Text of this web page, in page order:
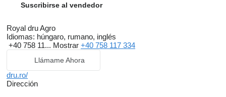
Suscribirse al vendedor
Royal dru Agro
Idiomas: húngaro, rumano, inglés
+40 758 11... Mostrar +40 758 117 334
Llámame Ahora
dru.ro/
Dirección